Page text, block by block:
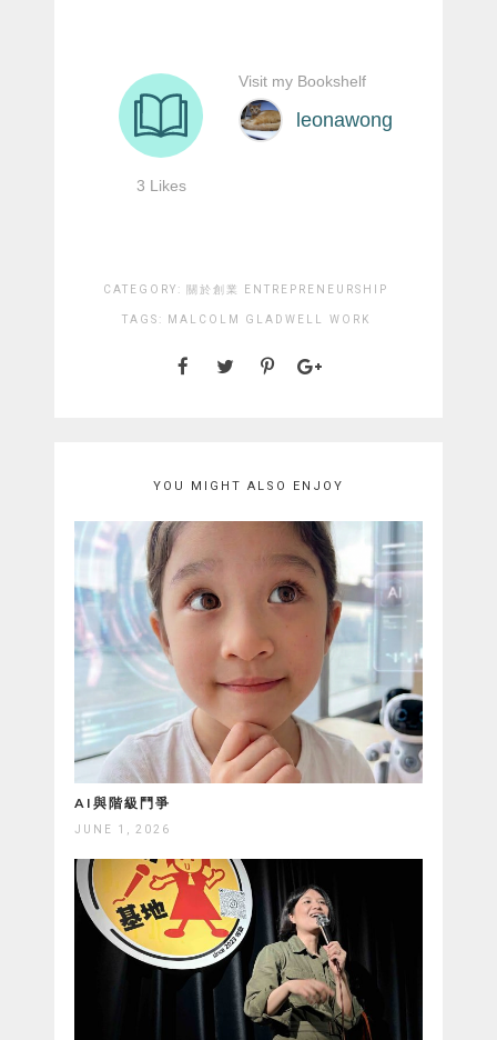
CATEGORY: 關於創業 ENTREPRENEURSHIP
TAGS: MALCOLM GLADWELL WORK
YOU MIGHT ALSO ENJOY
AI與階級鬥爭
JUNE 1, 2026